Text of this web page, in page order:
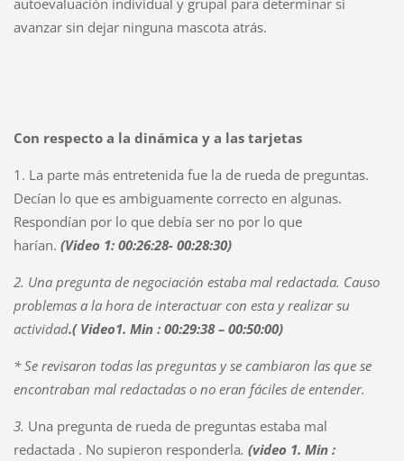
avanzar sin dejar ninguna mascota atrás.
Con respecto a la dinámica y a las tarjetas
1. La parte más entretenida fue la de rueda de preguntas.
Decían lo que es ambiguamente correcto en algunas.
Respondían por lo que debía ser no por lo que
harían. (Video 1: 00:26:28- 00:28:30)
2. Una pregunta de negociación estaba mal redactada. Causo
problemas a la hora de interactuar con esta y realizar su
actividad.( Video1. Min : 00:29:38 – 00:50:00)
* Se revisaron todas las preguntas y se cambiaron las que se
encontraban mal redactadas o no eran fáciles de entender.
3. Una pregunta de rueda de preguntas estaba mal
redactada . No supieron responderla. (video 1. Min :